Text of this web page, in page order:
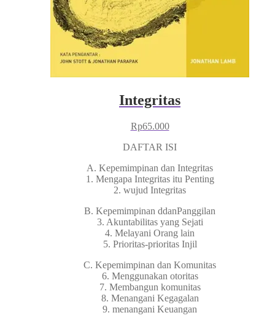
Integritas
Rp65.000
DAFTAR ISI
A. Kepemimpinan dan Integritas
1. Mengapa Integritas itu Penting
2. wujud Integritas
B. Kepemimpinan ddanPanggilan
3. Akuntabilitas yang Sejati
4. Melayani Orang lain
5. Prioritas-prioritas Injil
C. Kepemimpinan dan Komunitas
6. Menggunakan otoritas
7. Membangun komunitas
8. Menangani Kegagalan
9. menangani Keuangan